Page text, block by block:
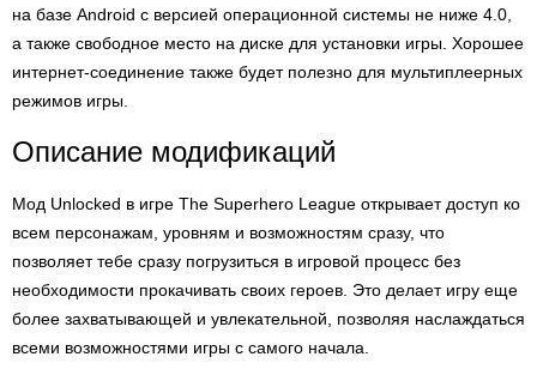
на базе Android с версией операционной системы не ниже 4.0,
а также свободное место на диске для установки игры. Хорошее
интернет-соединение также будет полезно для мультиплеерных
режимов игры.
Описание модификаций
Мод Unlocked в игре The Superhero League открывает доступ ко
всем персонажам, уровням и возможностям сразу, что
позволяет тебе сразу погрузиться в игровой процесс без
необходимости прокачивать своих героев. Это делает игру еще
более захватывающей и увлекательной, позволяя наслаждаться
всеми возможностями игры с самого начала.